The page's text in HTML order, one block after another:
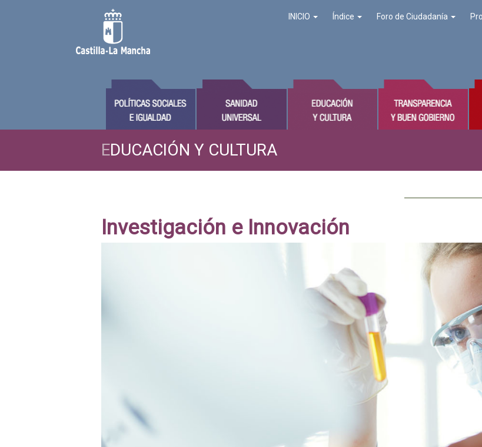
INICIO Índice Foro de Ciudadanía
EDUCACIÓN Y CULTURA
Investigación e Innovación